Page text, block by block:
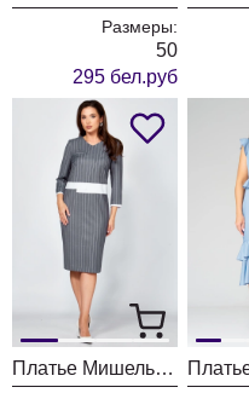
Размеры:
50
295 бел.руб
Платье МишельСтиль 1307 серый